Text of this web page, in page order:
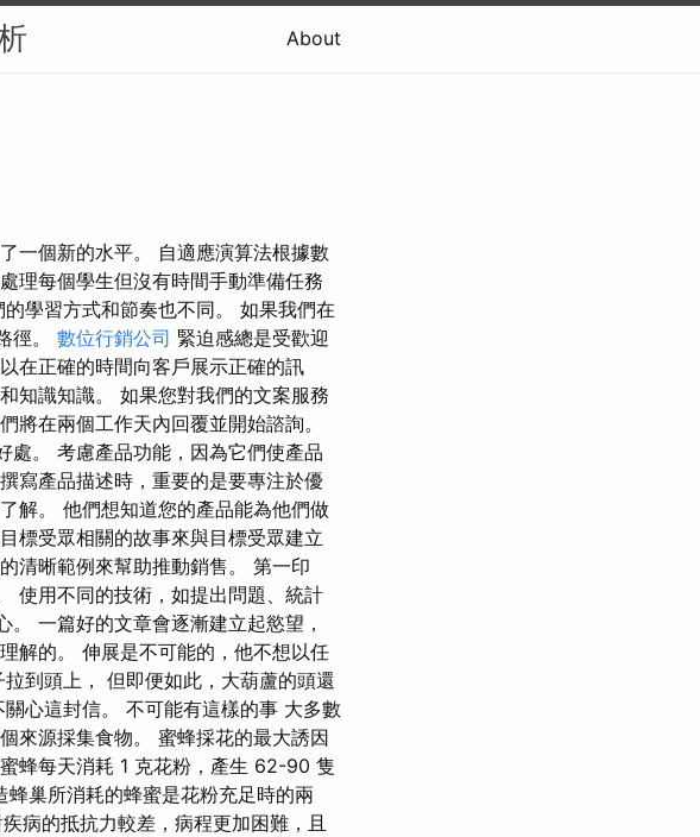
About
一個新的水平。 自適應演算法根據數
理每個學生但沒有時間手動準備任務
學習方式和節奏也不同。 如果我們在
徑。 數位行銷公司 緊迫感總是受歡迎
在正確的時間向客戶展示正確的訊
知識知識。 如果您對我們的文案服務
將在兩個工作天內回覆並開始諮詢。
處。 考慮產品功能，因為它們使產品
寫產品描述時，重要的是要專注於優
解。 他們想知道您的產品能為他們做
標受眾相關的故事來與目標受眾建立
清晰範例來幫助推動銷售。 第一印
使用不同的技術，如提出問題、統計
一篇好的文章會逐漸建立起慾望，
解的。 伸展是不可能的，他不想以任
到頭上， 但即便如此，大葫蘆的頭還
心這封信。 不可能有這樣的事 大多數
來源採集食物。 蜜蜂採花的最大誘因
蜂每天消耗 1 克花粉，產生 62-90 隻
巢所消耗的蜂蜜是花粉充足時的兩
病的抵抗力較差，病程更加困難，且